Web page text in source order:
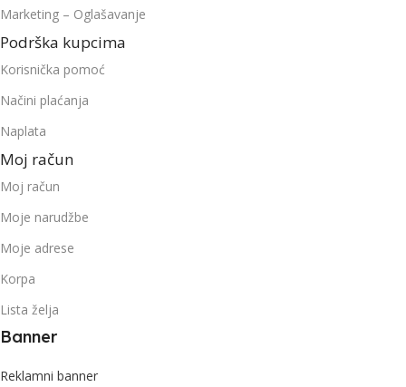
Marketing – Oglašavanje
Podrška kupcima
Korisnička pomoć
Načini plaćanja
Naplata
Moj račun
Moj račun
Moje narudžbe
Moje adrese
Korpa
Lista želja
Banner
Reklamni banner